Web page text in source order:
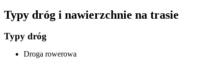
Typy dróg i nawierzchnie na trasie
Typy dróg
Droga rowerowa